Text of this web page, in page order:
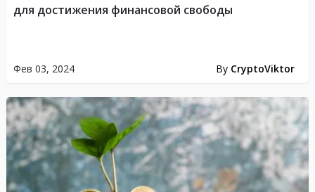
Фев 03, 2024 By CryptoViktor
для достижения финансовой свободы